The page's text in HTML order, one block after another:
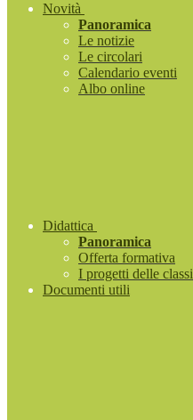
Novità
Panoramica
Le notizie
Le circolari
Calendario eventi
Albo online
Didattica
Panoramica
Offerta formativa
I progetti delle classi
Documenti utili